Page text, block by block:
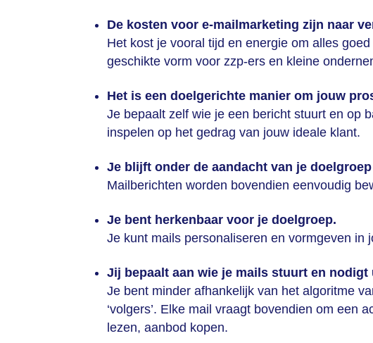
De kosten voor e-mailmarketing zijn naar
Het kost je vooral tijd en energie om alles
geschikte vorm voor zzp-ers en kleine
Het is een doelgerichte manier om jouw
Je bepaalt zelf wie je een bericht stuurt en op
inspelen op het gedrag van jouw ideale klant.
Je blijft onder de aandacht van je
Mailberichten worden bovendien eenvoudig
Je bent herkenbaar voor je doelgroep.
Je kunt mails personaliseren en vormgeven in
Jij bepaalt aan wie je mails stuurt en nodigt
Je bent minder afhankelijk van het algoritme
‘volgers’. Elke mail vraagt bovendien om een
lezen, aanbod kopen.